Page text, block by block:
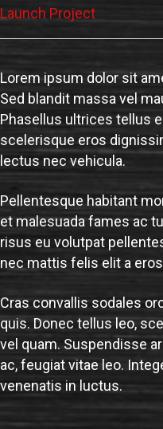
Launch Project
Lorem ipsum dolor sit
Sed blandit massa vel
Phasellus ultrices tellus
scelerisque eros
lectus nec vehicula.
Pellentesque habitant
et malesuada fames ac
risus eu volutpat
nec mattis felis elit a
Cras convallis sodales
quis. Donec tellus leo,
vel quam. Suspendisse
ac, feugiat vitae leo.
venenatis in luctus.